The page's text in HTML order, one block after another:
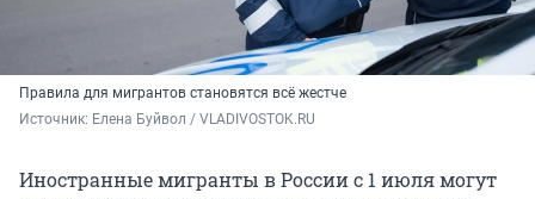
Правила для мигрантов становятся всё жестче
Источник: Елена Буйвол / VLADIVOSTOK.RU
Иностранные мигранты в России с 1 июля могут